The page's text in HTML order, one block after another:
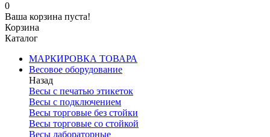
0
Ваша корзина пуста!
Корзина
Каталог
МАРКИРОВКА ТОВАРА
Весовое оборудование
Назад
Весы с печатью этикеток
Весы с подключением
Весы торговые без стойки
Весы торговые со стойкой
Весы лабораторные